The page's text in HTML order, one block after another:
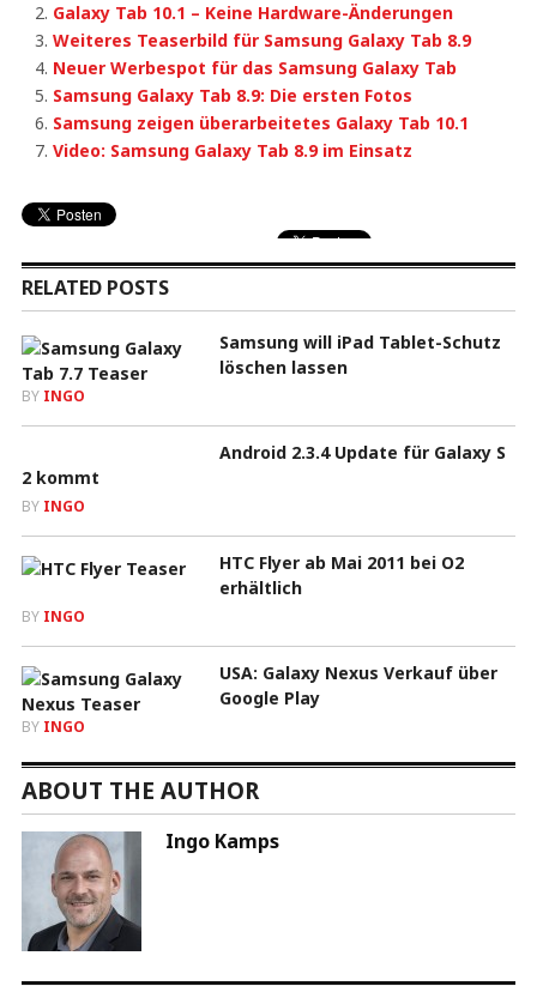
Galaxy Tab 10.1 – Keine Hardware-Änderungen
Weiteres Teaserbild für Samsung Galaxy Tab 8.9
Neuer Werbespot für das Samsung Galaxy Tab
Samsung Galaxy Tab 8.9: Die ersten Fotos
Samsung zeigen überarbeitetes Galaxy Tab 10.1
Video: Samsung Galaxy Tab 8.9 im Einsatz
RELATED POSTS
Samsung will iPad Tablet-Schutz
löschen lassen
BY INGO
Android 2.3.4 Update für Galaxy S
2 kommt
BY INGO
HTC Flyer ab Mai 2011 bei O2
erhältlich
BY INGO
USA: Galaxy Nexus Verkauf über
Google Play
BY INGO
ABOUT THE AUTHOR
Ingo Kamps